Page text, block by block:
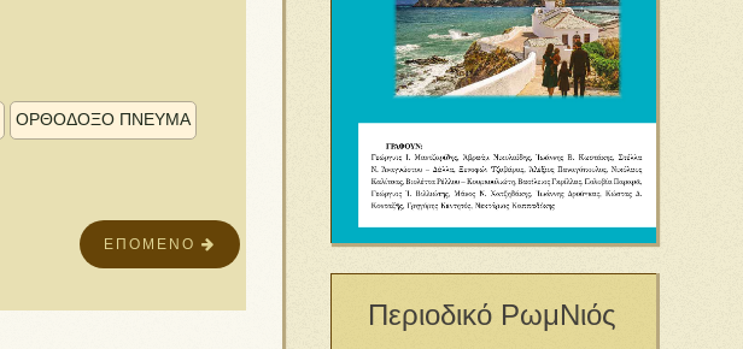
ΟΡΘΟΔΟΞΟ ΠΝΕΥΜΑ
ΕΠΌΜΕΝΟ
Περιοδικό ΡωμΝιός